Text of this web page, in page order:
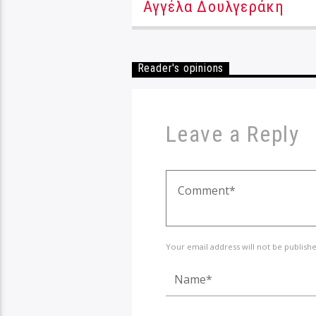
Αγγέλα Δουλγεράκη
Reader's opinions
Leave a Reply
Your email address will not be